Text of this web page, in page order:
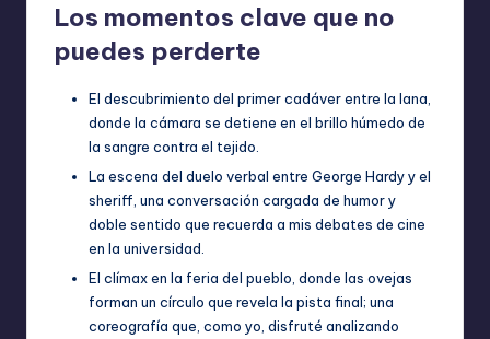
Los momentos clave que no
puedes perderte
El descubrimiento del primer cadáver entre la lana,
donde la cámara se detiene en el brillo húmedo de
la sangre contra el tejido.
La escena del duelo verbal entre George Hardy y el
sheriff, una conversación cargada de humor y
doble sentido que recuerda a mis debates de cine
en la universidad.
El clímax en la feria del pueblo, donde las ovejas
forman un círculo que revela la pista final; una
coreografía que, como yo, disfruté analizando